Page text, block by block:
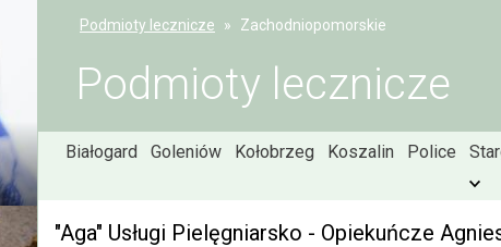
Podmioty lecznicze Zachodniopomorskie
Podmioty lecznicze
Białogard Goleniów Kołobrzeg Koszalin Police
"Aga" Usługi Pielęgniarsko - Opiekuńcze